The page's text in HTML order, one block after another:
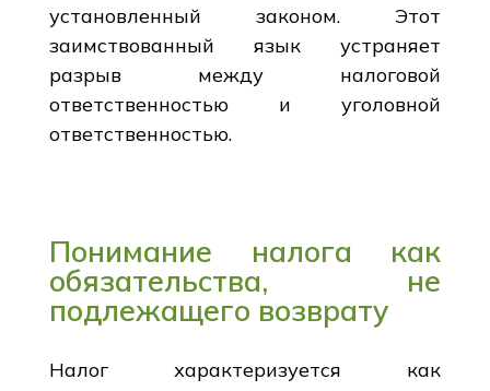
установленный законом. Этот
заимствованный язык устраняет
разрыв между налоговой
ответственностью и уголовной
ответственностью.
Понимание налога как
обязательства, не
подлежащего возврату
Налог характеризуется как